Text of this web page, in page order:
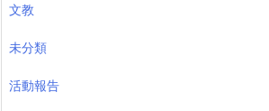
文教
未分類
活動報告